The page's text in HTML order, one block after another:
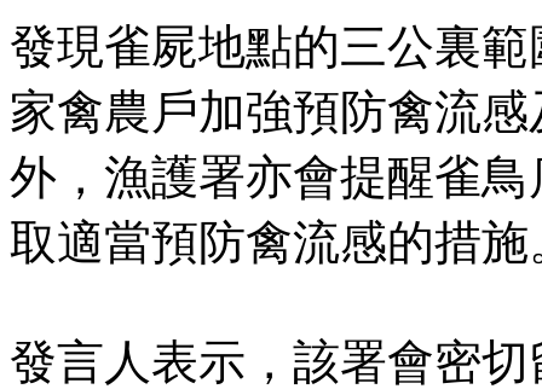
發現雀屍地點的三公裏
家禽農戶加強預防禽流
外，漁護署亦會提醒雀
取適當預防禽流感的措施
發言人表示，該署會密